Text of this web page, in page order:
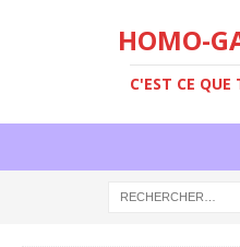
HOMO-
C'EST CE QUE